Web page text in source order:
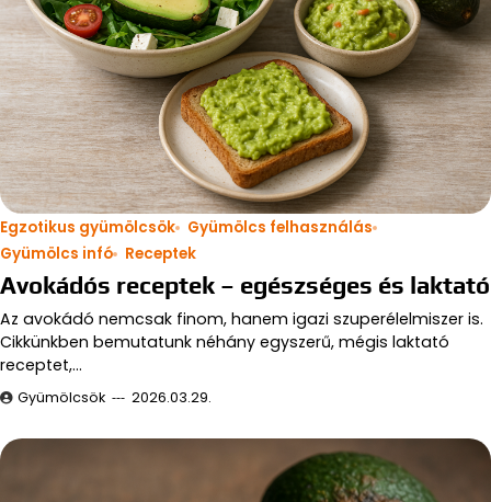
Egzotikus gyümölcsök
Gyümölcs felhasználás
Gyümölcs infó
Receptek
Avokádós receptek – egészséges és laktató
Az avokádó nemcsak finom, hanem igazi szuperélelmiszer is.
Cikkünkben bemutatunk néhány egyszerű, mégis laktató
receptet,…
Gyümölcsök 2026.03.29.